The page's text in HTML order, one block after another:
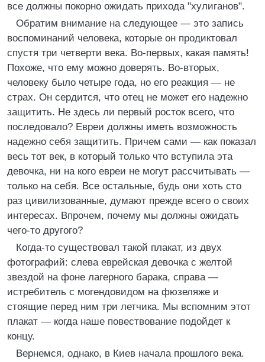
все должны покорно ожидать прихода "хулиганов".
Обратим внимание на следующее — это запись
воспоминаний человека, которые он продиктовал
спустя три четверти века. Во-первых, какая память!
Похоже, что ему можно доверять. Во-вторых,
человеку было четыре года, но его реакция — не
страх. Он сердится, что отец не может его надежно
защитить. Не здесь ли первый росток всего, что
последовало? Евреи должны иметь возможность
надежно себя защитить. Причем сами — как показал
весь тот век, в который только что вступила эта
девочка, ни на кого евреи не могут рассчитывать —
только на себя. Все остальные, будь они хоть сто
раз цивилизованные, думают прежде всего о своих
интересах. Впрочем, почему мы должны ожидать
чего-то другого?
Когда-то существовал такой плакат, из двух
фотографий: слева еврейская девочка с желтой
звездой на фоне лагерного барака, справа —
истребитель с могендовидом на фюзеляже и
стоящие перед ним три летчика. Мы вспомним этот
плакат — когда наше повествование подойдет к
концу.
Вернемся, однако, в Киев начала прошлого века.